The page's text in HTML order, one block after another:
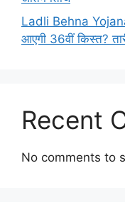
Ladli Behna
आएगी 36वीं किस्त?
Recent
No comments to